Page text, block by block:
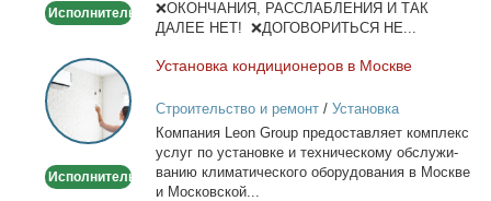
Исполнитель
❌ОКОНЧАНИЯ, РАССЛАБЛЕНИЯ И ТАК
ДАЛЕЕ НЕТ! ❌ДОГОВОРИТЬСЯ НЕ...
Установка
кондиционеров
в
Москве
Исполнитель
Уста­нов­ка кон­ди­ци­о­не­ров в Москве
Строительство и ремонт/ Установка
кондиционеров
Ком­па­ния Leon Group предо­став­ля­ет ком­плекс
услуг по уста­нов­ке и тех­ни­че­ско­му об­слу­жи­
ва­нию кли­ма­ти­че­ско­го обо­ру­до­ва­ния в Москве
и Мос­ков­ской...